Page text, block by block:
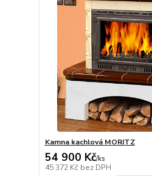
Kamna kachlová MORITZ
54 900 Kč/ks
45 372 Kč bez DPH